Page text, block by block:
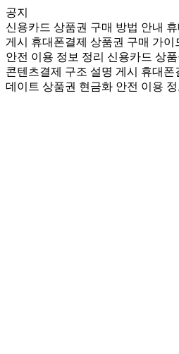
공지
신용카드 상품권 구매 방법 안내
게시
휴대폰결제 상품권 구매 가이
안전 이용 정보 정리 신용카드 상
콘텐츠결제 구조 설명 게시
휴대폰
데이트 상품권 현금화 안전 이용 정